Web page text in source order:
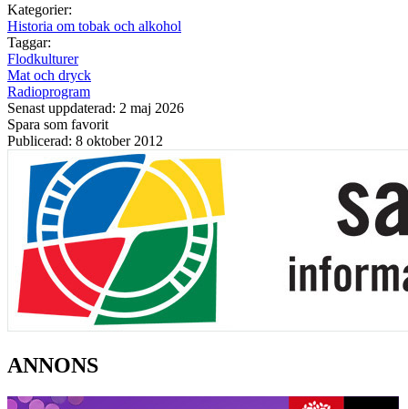
Kategorier:
Historia om tobak och alkohol
Taggar:
Flodkulturer
Mat och dryck
Radioprogram
Senast uppdaterad: 2 maj 2026
Spara som favorit
Publicerad: 8 oktober 2012
ANNONS